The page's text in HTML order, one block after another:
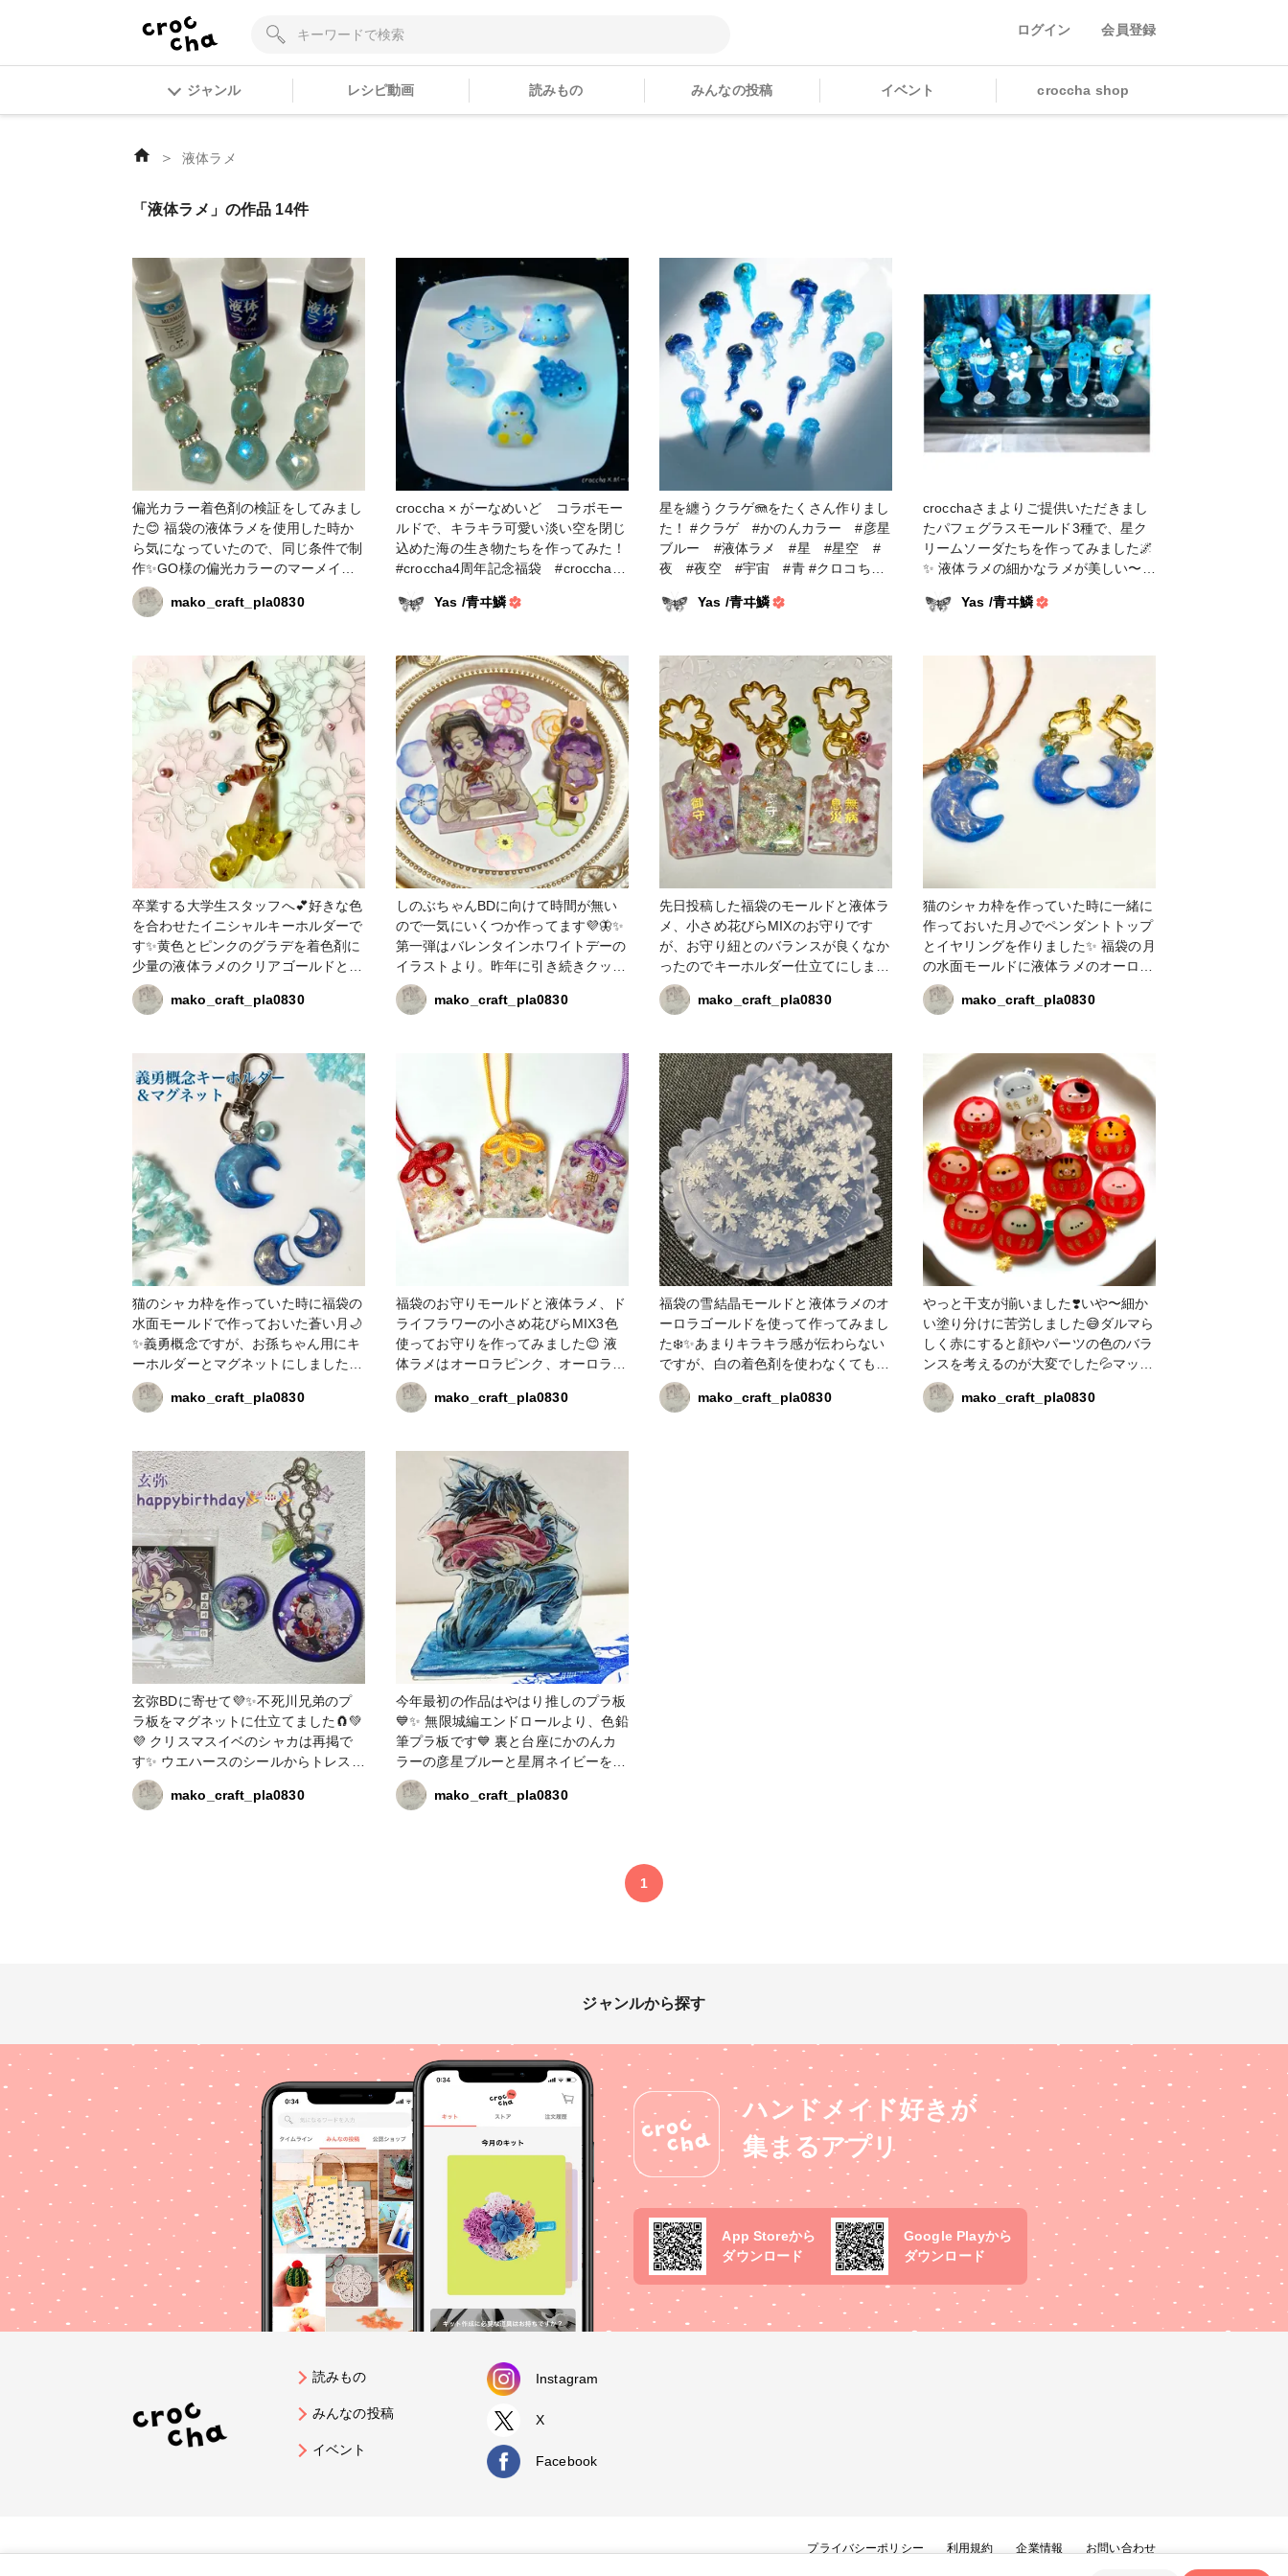
ログイン 会員登録
ジャンル レシピ動画 読みもの みんなの投稿 イベント croccha shop
＞ 液体ラメ
「液体ラメ」の作品 14件
偏光カラー着色剤の検証をしてみまし
た😊 福袋の液体ラメを使用した時か
ら気になっていたので、同じ条件で制
作✨GO様の偏光カラーのマーメイ
ド、croccha様の液体ラメのクリアブ
ルーとオーロラブルーです🩵ベースカ
結果は、マーメイドとクリアブルーが
ほぼ一緒。オーロラブルーは若干、粒
子が大きいようで、その分キラキラ感
が増す感じでした🙂✨ 好みで使い分け
出来ますね♡ #作家のためのレジン大
賞2026 #ヘアアクセサリー #偏光カラ
ー #液体ラメ
mako_craft_pla0830
croccha × がーなめいど コラボモー
ルドで、キラキラ可愛い淡い空を閉じ
込めた海の生き物たちを作ってみた！
#croccha4周年記念福袋 #croccha4
がーなめいど #がーなめいどコラ
Yas /青ヰ鱗
星を纏うクラゲ🪼をたくさん作りまし
た！ #クラゲ #かのんカラー #彦星
ブルー #液体ラメ #星 #星空 #
夜 #夜空 #宇宙 #青 #クロコちゃ
Yas /青ヰ鱗
crocchaさまよりご提供いただきまし
たパフェグラスモールド3種で、星ク
リームソーダたちを作ってみました🌌
✨ 液体ラメの細かなラメが美しい〜！
カラー作品コンテスト #レジン #レ
Yas /青ヰ鱗
卒業する大学生スタッフへ💕好きな色
を合わせたイニシャルキーホルダーで
す✨黄色とピンクのグラデを着色剤に
少量の液体ラメのクリアゴールドとク
リアピンクで煌めきを✨✨お花をとパ
ールを入れてその子の明るい人柄を思
トと守護石のターコイズをあしらいま
した。女子にピッタリの石言葉を持つ
石です✨社会人として、女性として明
るい未来を切り開いて行けますように
キーホルダー #液体ラメ #卒業おめで
とう
mako_craft_pla0830
しのぶちゃんBDに向けて時間が無い
ので一気にいくつか作ってます💜🦋✨
第一弾はバレンタインホワイトデーの
イラストより。昨年に引き続きクッキ
ーわんこ🐶が可愛い😍💕💕 今年はキ
ャラが等身なのでわんこの可愛さ増し
蔵庫などに付けてメモクリップになり
ます😉 福袋のラメパウダーのパープ
ル系3色を使って髪の毛のアクセント
などに💜✨裏はホワイトレジンに液体
ラメのオーロラパープルを少し混ぜて
背景がふんわりキラキラになりました
😊✨ #croccha福袋2026 #クリップ #
鬼滅の刃バレンタインホワイトデー
2026 #液体ラメ #ラメパウダー
mako_craft_pla0830
先日投稿した福袋のモールドと液体ラ
メ、小さめ花びらMIXのお守りです
が、お守り紐とのバランスが良くなか
ったのでキーホルダー仕立てにしまし
た☺️✨全体が見えて、小さいけど花び
らとキラキラが春を運んで来るようで
販売中
mako_craft_pla0830
猫のシャカ枠を作っていた時に一緒に
作っておいた月🌙でペンダントトップ
とイヤリングを作りました✨ 福袋の月
の水面モールドに液体ラメのオーロラ
ゴールドを混ぜたレジンを流して、背
景はかのんカラーの彦星ブルーです💙
ェコビーズの4mmと5mm、義勇さん
の羽織のあの柄のような色合いのファ
ルファッレを組み合わせて義勇概念ア
クセになりました💙✨イヤリングの方
は2mmのビーズをアクセントにして
ます😊✨ 液体ラメは分量によって
色々な表情を見せてくれますね💕︎今回
も白を混ぜたような絶妙な煌めきにな
りました❣️ 作っていて楽しいです🥰💙
✨ #croccha福袋2026 #ネックレス #
イヤリング #アクセサリー部 #液体ラ
メ #かのんカラー #冨岡義勇
mako_craft_pla0830
猫のシャカ枠を作っていた時に福袋の
水面モールドで作っておいた蒼い月🌙
✨義勇概念ですが、お孫ちゃん用にキ
ーホルダーとマグネットにしました💙
✨マグネット遊びが大好きなんです🤭
大きい方は液体ラメのオーロラブル
彦星ブルーを背景に💙液体ラメは混ぜ
るだけでホワイトベースのキラキラに
なるのでとても綺麗ですね🥰マグネッ
トシートにはぺたりんで着けて、掴み
やすいように少しシートを残してま
す。義勇さんも好きだし、気に入って
くれるかな？ #croccha福袋2026 #キ
ーホルダー #マグネット #液体ラメ #
かのんカラー #ぺたりん
mako_craft_pla0830
福袋のお守りモールドと液体ラメ、ド
ライフラワーの小さめ花びらMIX3色
使ってお守りを作ってみました😊 液
体ラメはオーロラピンク、オーロラエ
メラルド、オーロラパープル使用。そ
れに合わせて花びらも3種類選び、春
て別に色レジンを作って背景にしても
良かったかな🤔 #croccha福袋2026 #
お守り #液体ラメ
mako_craft_pla0830
福袋の雪結晶モールドと液体ラメのオ
ーロラゴールドを使って作ってみまし
た❄️✨あまりキラキラ感が伝わらない
ですが、白の着色剤を使わなくてもマ
ットな色合いが出ますね✨透明感にキ
ラキラならラメパウダーの方が良いか
mako_craft_pla0830
やっと干支が揃いました❣️いや〜細か
い塗り分けに苦労しました😅ダルマら
しく赤にすると顔やパーツの色のバラ
ンスを考えるのが大変でした💦マット
にすると硬化不良もあるので半透明に
して最後に裏に薄い白レジンに液体ラ
mako_craft_pla0830
玄弥BDに寄せて💜✨不死川兄弟のプ
ラ板をマグネットに仕立てました🧲💚
💜 クリスマスイベのシャカは再掲で
す✨ ウエハースのシールからトレスし
て着彩ᝰ✍🏻焼き上がりにレジン仕上
げをして市販のマグネットの表面をヤ
ントキャンペーン2026 #かのんカラー
#液体ラメ #不死川兄弟
mako_craft_pla0830
今年最初の作品はやはり推しのプラ板
💙✨ 無限城編エンドロールより、色鉛
筆プラ板です💙 裏と台座にかのんカ
ラーの彦星ブルーと星屑ネイビーを使
い、福袋の液体ラメのクリアブルー混
ぜて更に煌めきを足しました✨✨✨台
くてラメパウダーなどを多用する私に
mako_craft_pla0830
1
ジャンルから探す
ハンドメイド好きが
集まるアプリ
App Storeから
ダウンロード
Google Playから
ダウンロード
読みもの
みんなの投稿
イベント
Instagram
X
Facebook
プライバシーポリシー 利用規約 企業情報 お問い合わせ